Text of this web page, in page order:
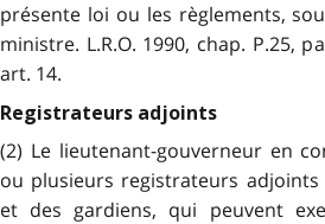
présente loi ou les règlements,
ministre. L.R.O. 1990, chap. P.25,
art. 14.
Registrateurs adjoints
(2) Le lieutenant-gouverneur en
ou plusieurs registrateurs
et des gardiens, qui peuvent